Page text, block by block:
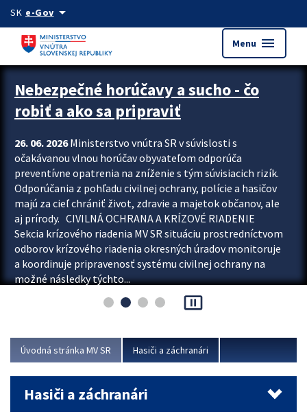
Preskocit na hlavný obsah
SK e-Govarrow_drop_down
Menu menu
Zastavit automatický posun upútavok
Nebezpečné horúčavy a sucho - čo
robiť a ako sa pripraviť
26. 06. 2026Ministerstvo vnútra SR v súvislosti s
očakávanou vlnou horúčav obyvateľom odporúča
preventívne opatrenia na zníženie s tým súvisiacich rizík.
Odporúčania z pohľadu civilnej ochrany, polície a hasičov
majú za cieľ chrániť život, zdravie a majetok občanov, ale
aj prírody. CIVILNÁ OCHRANA A KRÍZOVÉ RIADENIE
Sekcia krízového riadenia MV SR situáciu prostredníctvom
odborov krízového riadenia okresných úradov monitoruje
a koordinuje pripravenosť systému civilnej ochrany na
možné následky týchto...
pause_presentation
Úvodná stránka MV SR Hasiči a záchranári
Hasiči a záchranári